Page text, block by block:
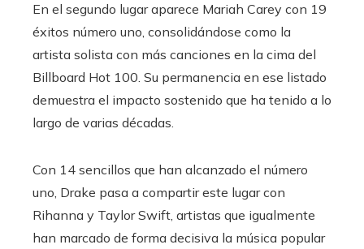
En el segundo lugar aparece Mariah Carey con 19
éxitos número uno, consolidándose como la
artista solista con más canciones en la cima del
Billboard Hot 100. Su permanencia en ese listado
demuestra el impacto sostenido que ha tenido a lo
largo de varias décadas.
Con 14 sencillos que han alcanzado el número
uno, Drake pasa a compartir este lugar con
Rihanna y Taylor Swift, artistas que igualmente
han marcado de forma decisiva la música popular